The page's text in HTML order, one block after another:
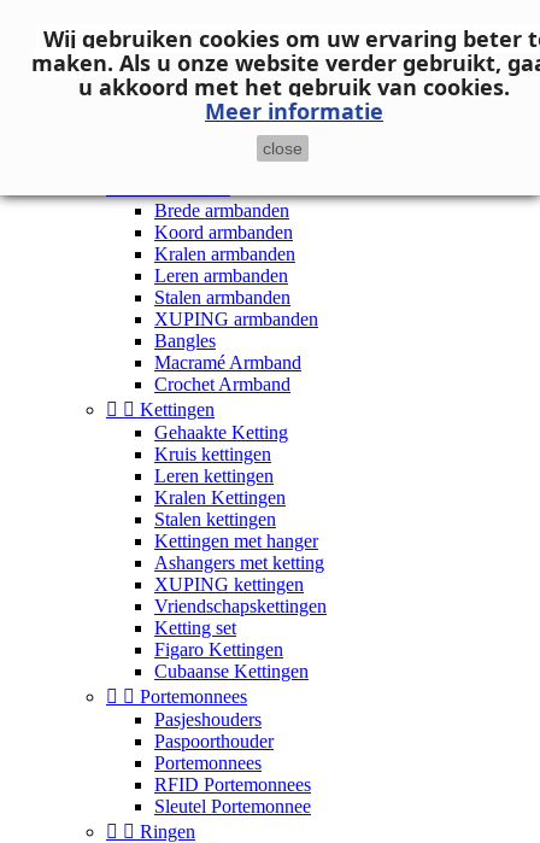
Inloggen
shopping_cart Winkelwagen (0)
Brede armbanden
Koord armbanden
Kralen armbanden
Leren armbanden
Stalen armbanden
XUPING armbanden
Bangles
Macramé Armband
Crochet Armband
  Kettingen
Gehaakte Ketting
Kruis kettingen
Leren kettingen
Kralen Kettingen
Stalen kettingen
Kettingen met hanger
Ashangers met ketting
XUPING kettingen
Vriendschapskettingen
Ketting set
Figaro Kettingen
Cubaanse Kettingen
  Portemonnees
Pasjeshouders
Paspoorthouder
Portemonnees
RFID Portemonnees
Sleutel Portemonnee
  Ringen
Wij gebruiken cookies om uw ervaring beter
maken. Als u onze website verder gebruikt,
u akkoord met het gebruik van cookies.
Meer informatie
close